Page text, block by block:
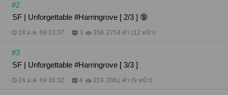
#2
SF | Unforgettable #Harringrove [ 2/3 ] 🔞
18 ม.ค. 69 13:37 3 356 2754 คำ (12 หน้า)
#3
SF | Unforgettable #Harringrove [ 3/3 ]
24 ม.ค. 69 16:32 4 224 2061 คำ (9 หน้า)